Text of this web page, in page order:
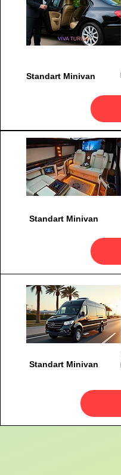
Standart Minivan
Standart Minivan
Standart Minivan